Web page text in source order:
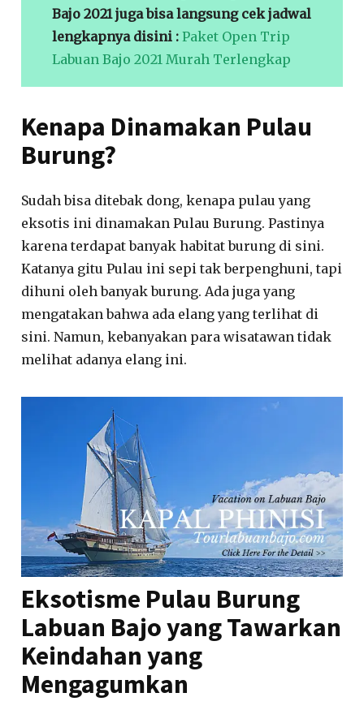
Bajo 2021 juga bisa langsung cek jadwal
lengkapnya disini : Paket Open Trip
Labuan Bajo 2021 Murah Terlengkap
Kenapa Dinamakan Pulau
Burung?
Sudah bisa ditebak dong, kenapa pulau yang
eksotis ini dinamakan Pulau Burung. Pastinya
karena terdapat banyak habitat burung di sini.
Katanya gitu Pulau ini sepi tak berpenghuni, tapi
dihuni oleh banyak burung. Ada juga yang
mengatakan bahwa ada elang yang terlihat di
sini. Namun, kebanyakan para wisatawan tidak
melihat adanya elang ini.
Eksotisme Pulau Burung
Labuan Bajo yang Tawarkan
Keindahan yang
Mengagumkan